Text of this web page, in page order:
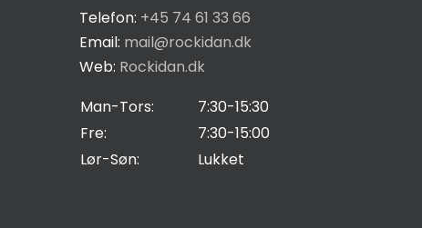
Telefon: +45 74 61 33 66
Email: mail@rockidan.dk
Web: Rockidan.dk
Man-Tors:
7:30-15:30
Fre:
7:30-15:00
Lør-Søn:
Lukket
Marketing
dele dine
interesser